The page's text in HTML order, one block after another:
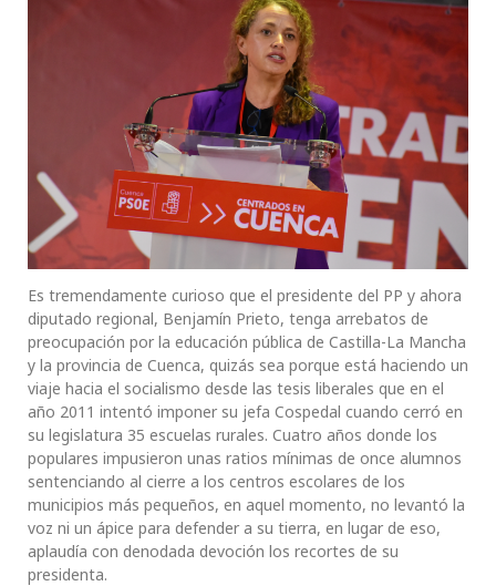
Es tremendamente curioso que el presidente del PP y ahora
diputado regional, Benjamín Prieto, tenga arrebatos de
preocupación por la educación pública de Castilla-La Mancha
y la provincia de Cuenca, quizás sea porque está haciendo un
viaje hacia el socialismo desde las tesis liberales que en el
año 2011 intentó imponer su jefa Cospedal cuando cerró en
su legislatura 35 escuelas rurales. Cuatro años donde los
populares impusieron unas ratios mínimas de once alumnos
sentenciando al cierre a los centros escolares de los
municipios más pequeños, en aquel momento, no levantó la
voz ni un ápice para defender a su tierra, en lugar de eso,
aplaudía con denodada devoción los recortes de su
presidenta.